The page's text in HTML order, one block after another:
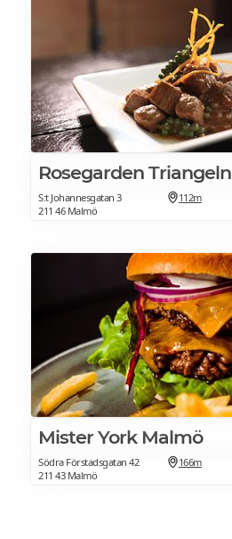
Rosegarden Triangeln
S:t Johannesgatan 3
211 46 Malmö
112m
Mister York Malmö
Södra Förstadsgatan 42
211 43 Malmö
166m